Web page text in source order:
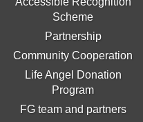
Scheme
Partnership
Community Cooperation
Life Angel Donation
Program
FG team and partners